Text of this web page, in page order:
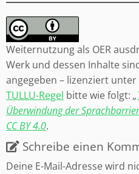
Weiternutzung als OER
Werk und dessen Inhalte
angegeben – lizenziert unter
TULLU-Regel bitte wie folgt: „
Überwindung der
CC BY 4.0.
Schreibe einen
Deine E-Mail-Adresse wird